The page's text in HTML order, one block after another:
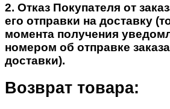
2. Отказ Покупателя от
его отправки на доставку
момента получения
номером об отправке
доставки).
Возврат товара: